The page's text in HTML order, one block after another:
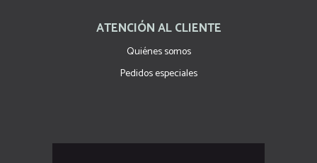
ATENCIÓN AL CLIENTE
Quiénes somos
Pedidos especiales